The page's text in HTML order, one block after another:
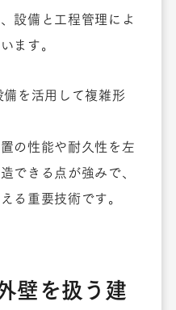
設備と工程管理によ
ます。
備を活用して複雑形
の性能や耐久性を左
できる点が強みで、
る重要技術です。
壁を扱う建